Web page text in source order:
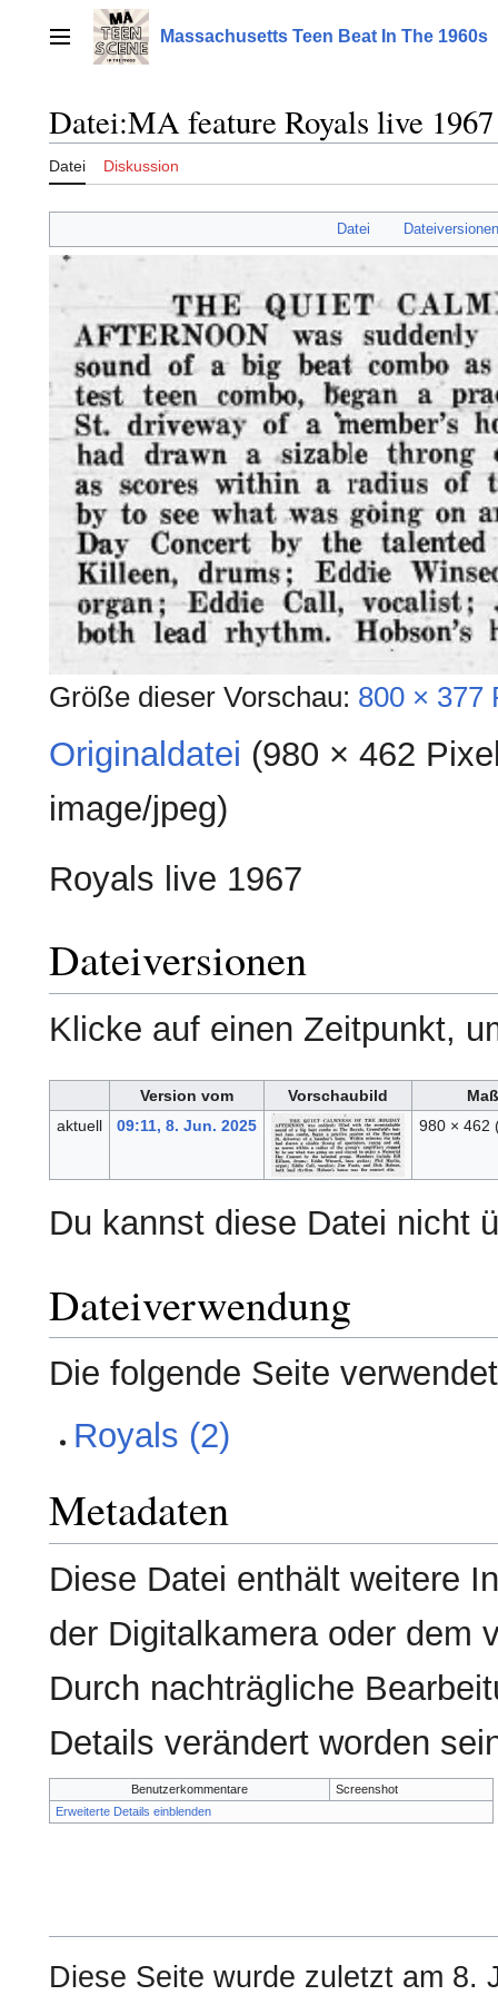
springenHauptmenü Massachusetts Teen Beat In The 1960s
Datei:MA feature Royals live
Datei Diskussion
Datei
Größe dieser Vorschau: 800 × 377
Originaldatei (980 × 462
image/jpeg)
Royals live 1967
Dateiversionen
Klicke auf einen Zeitpunkt,
Version vom Vorschaubild
aktuell
09:11, 8. Jun. 2025 980 × 462
Du kannst diese Datei nicht
Dateiverwendung
Die folgende Seite
Royals (2)
Metadaten
Diese Datei enthält weitere
der Digitalkamera oder dem
Durch nachträgliche
Details verändert worden
Benutzerkommentare
Screenshot
Erweiterte Details einblenden
Diese Seite wurde zuletzt am 8.